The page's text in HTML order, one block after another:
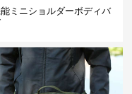
ミニショルダーボディバ